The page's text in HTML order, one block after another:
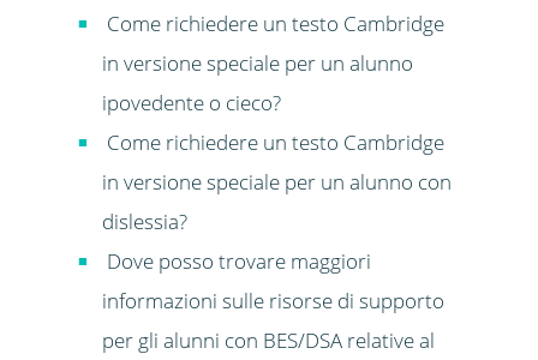
Come richiedere un testo Cambridge
in versione speciale per un alunno
ipovedente o cieco?
Come richiedere un testo Cambridge
in versione speciale per un alunno con
dislessia?
Dove posso trovare maggiori
informazioni sulle risorse di supporto
per gli alunni con BES/DSA relative al